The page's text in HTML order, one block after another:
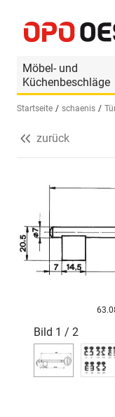
Möbel- und
Küchenbeschläge
Sprache wählen (DE)
Startseite schaenis
zurück
Bild 1 / 2